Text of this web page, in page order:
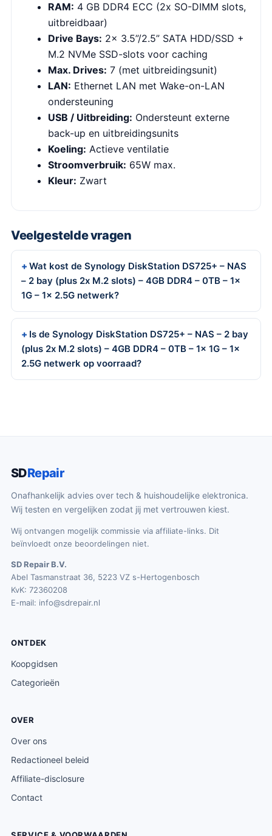
RAM: 4 GB DDR4 ECC (2x SO-DIMM slots,
uitbreidbaar)
Drive Bays: 2x 3.5”/2.5” SATA HDD/SSD +
M.2 NVMe SSD-slots voor caching
Max. Drives: 7 (met uitbreidingsunit)
LAN: Ethernet LAN met Wake-on-LAN
ondersteuning
USB / Uitbreiding: Ondersteunt externe
back-up en uitbreidingsunits
Koeling: Actieve ventilatie
Stroomverbruik: 65W max.
Kleur: Zwart
Veelgestelde vragen
Wat kost de Synology DiskStation DS725+ – NAS
– 2 bay (plus 2x M.2 slots) – 4GB DDR4 – 0TB – 1x
1G – 1x 2.5G netwerk?
Is de Synology DiskStation DS725+ – NAS – 2 bay
(plus 2x M.2 slots) – 4GB DDR4 – 0TB – 1x 1G – 1x
2.5G netwerk op voorraad?
SDRepair
Onafhankelijk advies over tech & huishoudelijke elektronica.
Wij testen en vergelijken zodat jij met vertrouwen kiest.
Wij ontvangen mogelijk commissie via affiliate-links. Dit
beïnvloedt onze beoordelingen niet.
SD Repair B.V.
Abel Tasmanstraat 36, 5223 VZ s-Hertogenbosch
KvK: 72360208
E-mail: info@sdrepair.nl
ONTDEK
Koopgidsen
Categorieën
OVER
Over ons
Redactioneel beleid
Affiliate-disclosure
Contact